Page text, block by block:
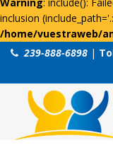
inclusion
/home/vuestraweb/
239-888-6898 |